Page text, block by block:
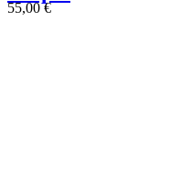
55,00€